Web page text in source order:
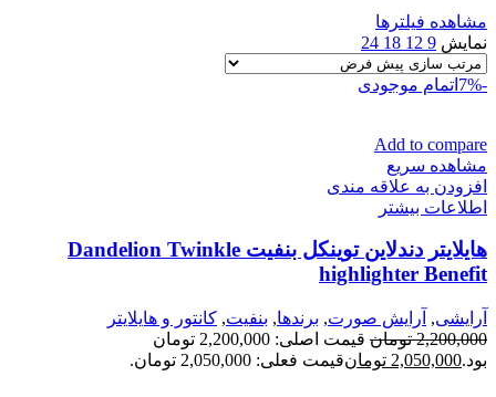
مشاهده فیلترها
نمایش 9
12
18
24
-7% اتمام موجودی
Add to compare
مشاهده سریع
افزودن به علاقه مندی
اطلاعات بیشتر
هایلایتر دندلاین توینکل بنفیت Dandelion Twinkle
highlighter Benefit
آرایشی, آرايش صورت, برندها, بنفيت, كانتور و هايلايتر
2,200,000 تومان
قیمت اصلی: 2,200,000 تومان
بود.2,050,000 تومانقیمت فعلی: 2,050,000 تومان.